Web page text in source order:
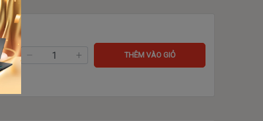
THÊM VÀO GIỎ